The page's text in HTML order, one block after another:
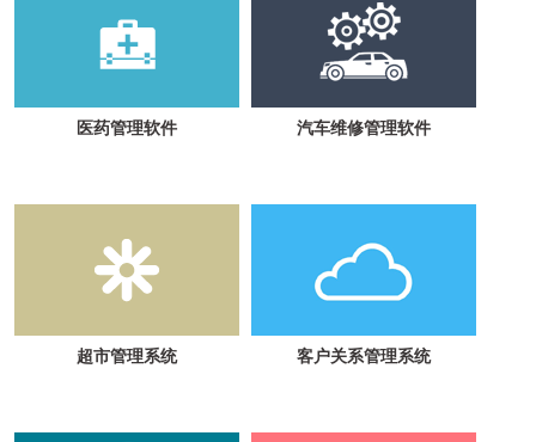
医药管理软件 汽车维修管理软件
超市管理系统 客户关系管理系统